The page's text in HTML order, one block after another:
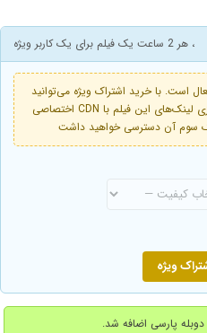
، هر 2 ساعت یک فیلم برای یک کاربر ویژه
است. با خرید اشتراک ویژه می‌توانید
هر 2 ساعت یک‌بار درخواست همگام‌سازی لینک‌های این فیلم با CDN اختصاصی
سوم آن دسترسی خواهید داشت
ویژه